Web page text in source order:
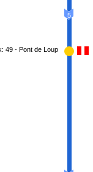
5
49 - Pont de Loup